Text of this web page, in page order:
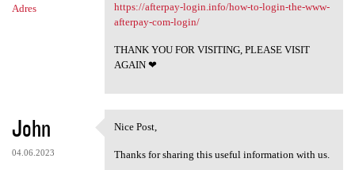
Adres
https://afterpay-login.info/how-to-login-the-www-
afterpay-com-login/
THANK YOU FOR VISITING, PLEASE VISIT
AGAIN ❤
John
04.06.2023
Nice Post,
Nice Post,
Thanks for sharing this useful information with us.